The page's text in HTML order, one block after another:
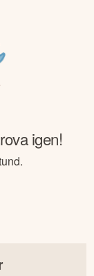
igen!